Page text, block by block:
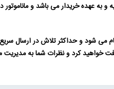
عهده خریدار می باشد و
می شود و حداکثر تلاش در
خواهید کرد و نظرات شما به